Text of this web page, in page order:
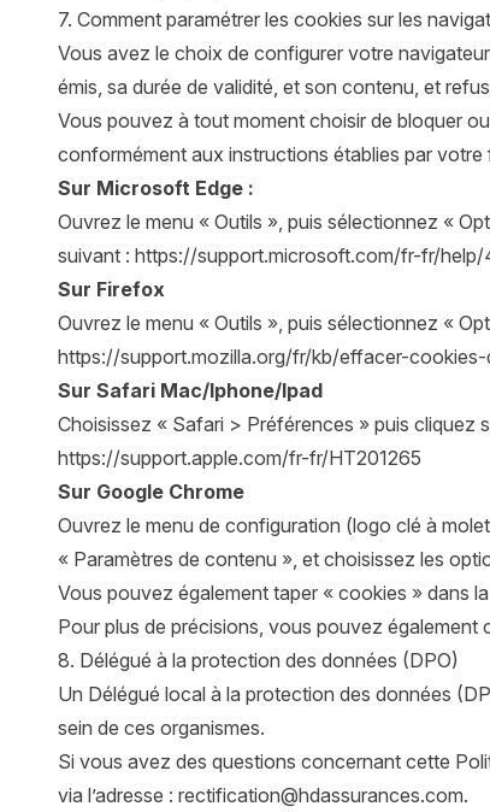
7. Comment paramétrer les cookies sur les
Vous avez le choix de configurer votre
émis, sa durée de validité, et son contenu, et
Vous pouvez à tout moment choisir de bloquer
conformément aux instructions établies par
Sur Microsoft Edge :
Ouvrez le menu « Outils », puis sélectionnez «
suivant : https://support.microsoft.com/fr-fr/
Sur Firefox
Ouvrez le menu « Outils », puis sélectionnez «
https://support.mozilla.org/fr/kb/effacer-
Sur Safari Mac/Iphone/Ipad
Choisissez « Safari > Préférences » puis cliquez
https://support.apple.com/fr-fr/HT201265
Sur Google Chrome
Ouvrez le menu de configuration (logo clé à
« Paramètres de contenu », et choisissez les
Vous pouvez également taper « cookies » dans
Pour plus de précisions, vous pouvez également
8. Délégué à la protection des données (DPO)
Un Délégué local à la protection des données
sein de ces organismes.
Si vous avez des questions concernant cette
via l’adresse : rectification@hdassurances.com.